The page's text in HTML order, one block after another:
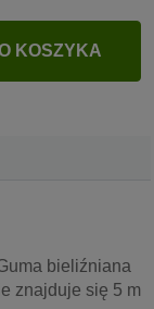
KOSZYKA
bieliźniana
znajduje się 5 m